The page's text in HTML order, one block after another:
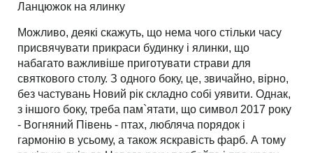
Ланцюжок на ялинку
Можливо, деякі скажуть, що нема чого стільки часу
присвячувати прикраси будинку і ялинки, що
набагато важливіше приготувати страви для
святкового столу. З одного боку, це, звичайно, вірно,
без частувань Новий рік складно собі уявити. Однак,
з іншого боку, треба пам`ятати, що символ 2017 року
- Вогняний Півень - птах, любляча порядок і
гармонію в усьому, а також яскравість фарб. А тому